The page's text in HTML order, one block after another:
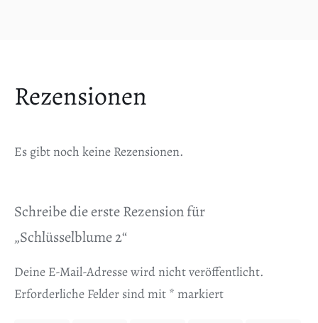
Rezensionen
Es gibt noch keine Rezensionen.
Schreibe die erste Rezension für
„Schlüsselblume 2“
Deine E-Mail-Adresse wird nicht veröffentlicht.
Erforderliche Felder sind mit * markiert